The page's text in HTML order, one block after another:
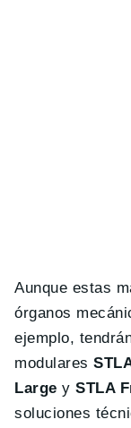
Aunque estas
órganos
ejemplo,
modulares
Large ySTLA
soluciones